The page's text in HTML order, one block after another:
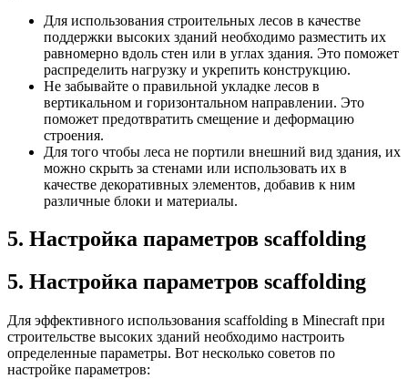
Для использования строительных лесов в качестве
поддержки высоких зданий необходимо разместить их
равномерно вдоль стен или в углах здания. Это поможет
распределить нагрузку и укрепить конструкцию.
Не забывайте о правильной укладке лесов в
вертикальном и горизонтальном направлении. Это
поможет предотвратить смещение и деформацию
строения.
Для того чтобы леса не портили внешний вид здания, их
можно скрыть за стенами или использовать их в
качестве декоративных элементов, добавив к ним
различные блоки и материалы.
5. Настройка параметров scaffolding
5. Настройка параметров scaffolding
Для эффективного использования scaffolding в Minecraft при
строительстве высоких зданий необходимо настроить
определенные параметры. Вот несколько советов по
настройке параметров: